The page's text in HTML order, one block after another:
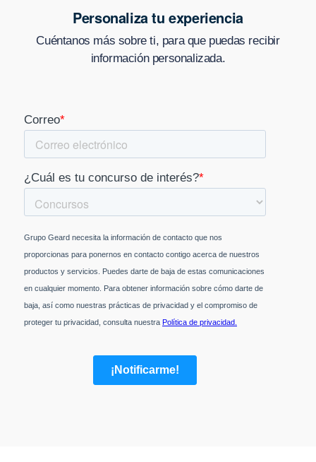
Personaliza tu experiencia
Cuéntanos más sobre ti, para que puedas recibir
información personalizada.